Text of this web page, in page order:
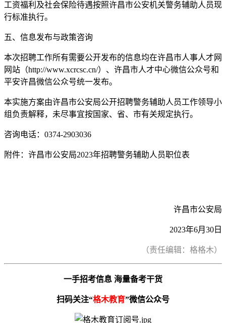
工资福利及社会保险待遇按照许昌市公安机关警务辅助人员现
行标准执行。
五、信息发布与政策咨询
本次招聘工作所有需要公开发布的信息均在许昌市人事人才网
网站（http://www.xcrcsc.cn/）、许昌市人才中心微信公众号和
平安许昌微信公众号统一发布。
本实施方案由许昌市公安局公开招聘警务辅助人员工作领导小
组负责解释，未尽事宜按国家、省、市有关规定执行。
咨询电话：0374-2903036
附件：许昌市公安局2023年招聘警务辅助人员职位表
许昌市公安局
2023年6月30日
（责任编辑：格格木）
一手招考信息 海量备考干货
扫码关注“格木教育”微信公众号